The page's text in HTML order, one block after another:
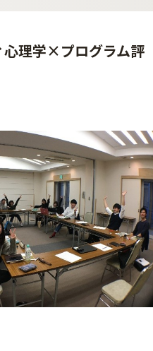
理学×プログラム評